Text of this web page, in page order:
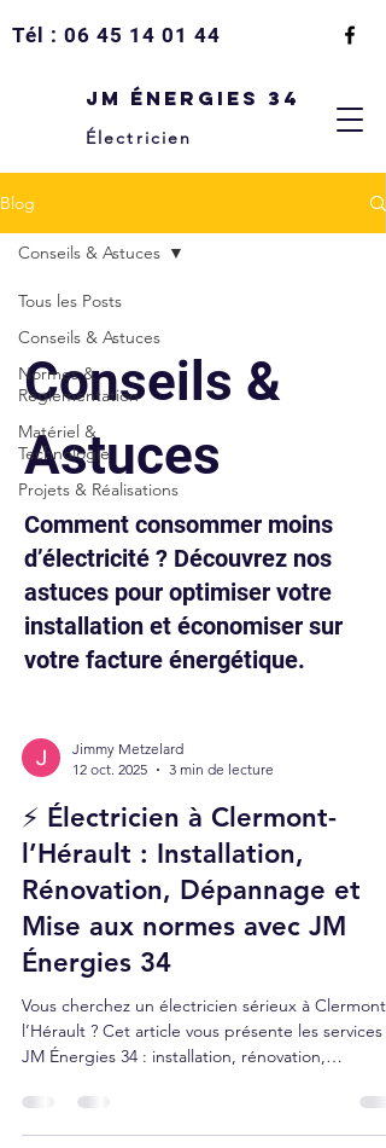
Tél :06 45 14 01 44
Électricien
JM Énergies 34
Blog
Tous les Posts
Conseils & Astuces
Normes &
Réglementation
Matériel &
Technologie
Projets & Réalisations
Conseils & Astuces
Conseils &
Astuces
Comment consommer moins
d’électricité ? Découvrez nos
astuces pour optimiser votre
installation et économiser sur
votre facture énergétique.
Jimmy Metzelard
12 oct. 2025
3 min de lecture
⚡ Électricien à Clermont-
l’Hérault : Installation,
Rénovation, Dépannage et
Mise aux normes avec JM
Énergies 34
Vous cherchez un électricien sérieux à Clermont-
l’Hérault ? Cet article vous présente les services
JM Énergies 34 : installation, rénovation,
gratuit… Découvrez pourquoi faire appel à un
artisan local expérimenté est essentiel pour vos